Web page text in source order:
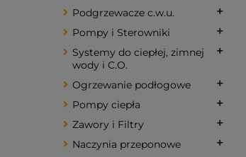
Podgrzewacze c.w.u.
Pompy i Sterowniki
Systemy do ciepłej, zimnej
wody i C.O.
Ogrzewanie podłogowe
Pompy ciepła
Zawory i Filtry
Naczynia przeponowe